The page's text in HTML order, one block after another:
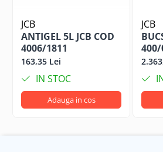
JCB
ANTIGEL 5L JCB COD
4006/1811
163,35 Lei
IN STOC
Adauga in cos
JCB
400/